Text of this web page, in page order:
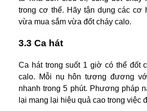
trong cơ thể. Hãy tận dụng các cơ
vừa mua sắm vừa đốt cháy calo.
3.3 Ca hát
Ca hát trong suốt 1 giờ có thể đốt
calo. Mỗi nụ hôn tương đương
nhanh trong 5 phút. Phương pháp
lại mang lại hiệu quả cao trong việc